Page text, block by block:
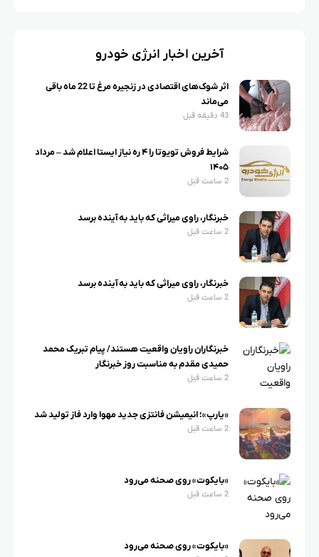
آخرین اخبار انرژی خودرو
اثر شوک‌های اقتصادی در زنجیره مرغ تا 22 ماه باقی
می‌ماند
43 دقیقه قبل
شرایط فروش تویوتا را ۴ ره نیاز ایستا اعلام شد – مرداد
۱۴۰۵
2 ساعت قبل
خبرنگار، راوی میراثی که باید به آینده برسد
خبرنگار، راوی میراثی که باید به آینده برسد
خبرنگاران راویان واقعیت هستند/ پیام تبریک محمد
حمیدی مقدم به مناسبت روز خبرنگار
«یارپ»؛ انیمیشن فانتزی جدید مهوا وارد فاز تولید شد
2 ساعت قبل
«بایکوت» روی صحنه می‌رود
«بایکوت» روی صحنه می‌رود